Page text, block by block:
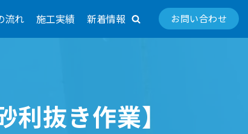
流れ 施工実績 新着情報 お問い合わせ
抜き作業】